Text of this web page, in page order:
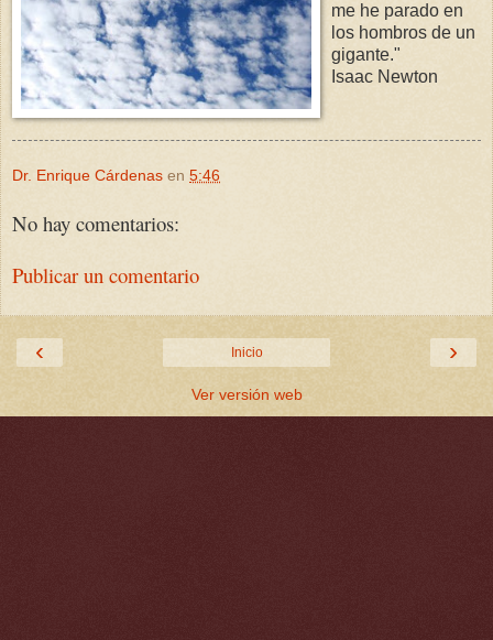
me he parado en
los hombros de un
gigante."
Isaac Newton
Dr. Enrique Cárdenas en 5:46
No hay comentarios:
Publicar un comentario
‹ ›
Inicio
Ver versión web